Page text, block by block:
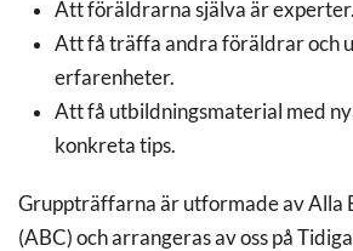
Att föräldrarna själva är experter.
Att få träffa andra föräldrar och
erfarenheter.
Att få utbildningsmaterial med
konkreta tips.
Gruppträffarna är utformade av Alla
(ABC) och arrangeras av oss på